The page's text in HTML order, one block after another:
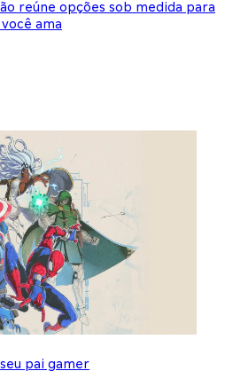
reúne opções sob medida para
ama
pai gamer